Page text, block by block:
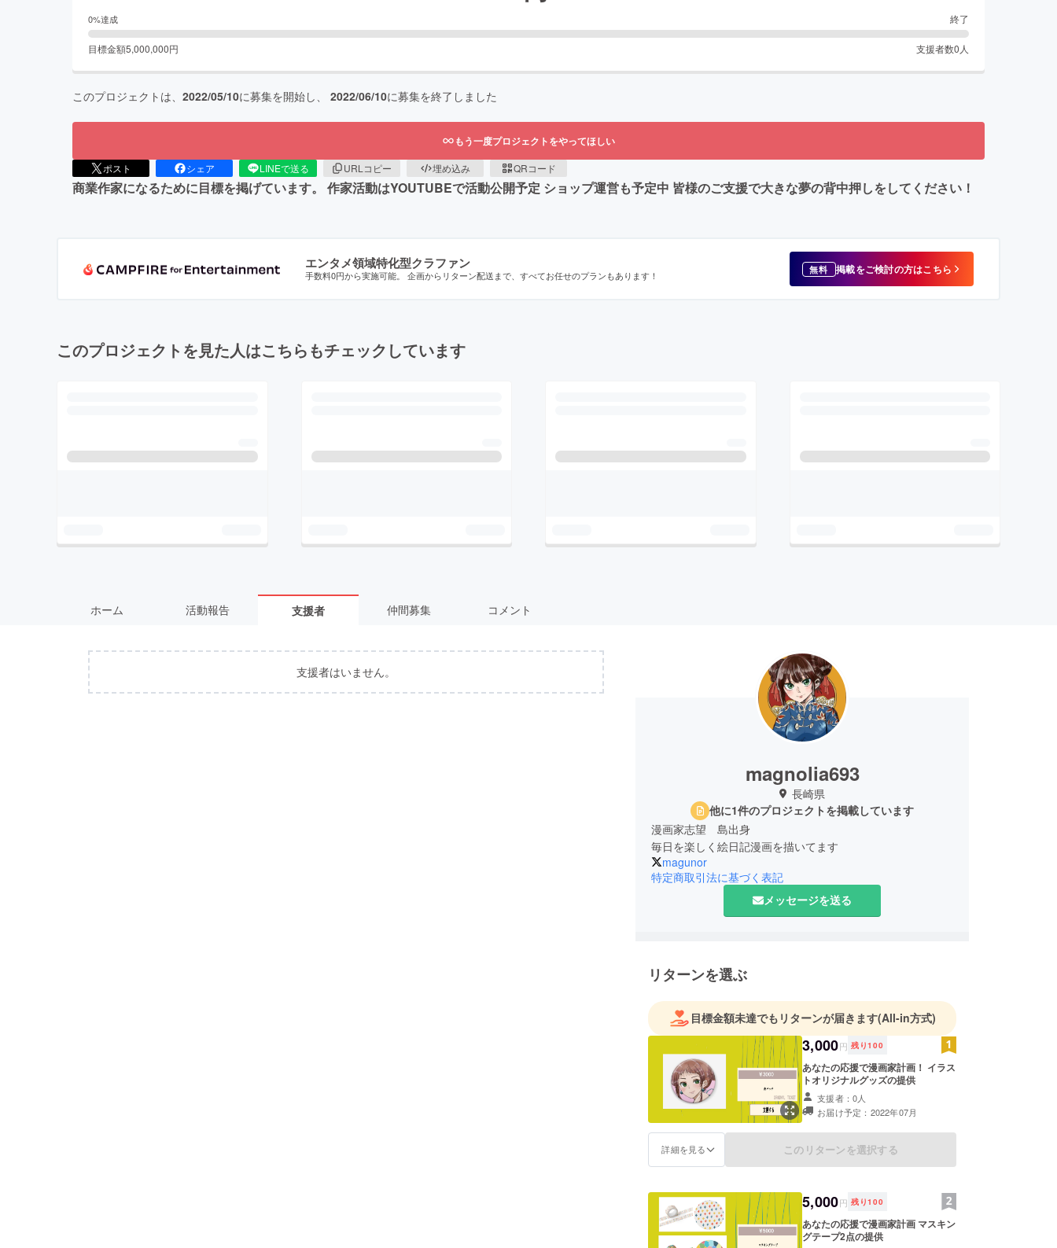
0%達成 終了
目標金額5,000,000円 支援者数0 人
このプロジェクトは、 2022/05/10に募集を開始し、 2022/06/10に募集を終了しました
もう一度プロジェクトをやってほしい
ポスト シェア LINEで送る URLコピー 埋め込み QRコード
商業作家になるために目標を掲げています。 作家活動はYOUTUBEで活動公開予定 ショップ運営も予定中 皆様のご支援で大きな夢の背中押しをしてください！
エンタメ領域特化型クラファン
手数料0円から実施可能。 企画からリターン配送まで、すべてお任せのプランもあります！ 無料 掲載をご検討の方はこちら
このプロジェクトを見た人はこちらもチェックしています
ホーム 活動報告 支援者 仲間募集 コメント
支援者はいません。
magnolia693
長崎県
他に1件のプロジェクトを掲載しています
漫画家志望 島出身
毎日を楽しく絵日記漫画を描いてます
magunor
特定商取引法に基づく表記
メッセージを送る
リターンを選ぶ
目標金額未達でもリターンが届きます(All-in方式)
3,000円 残り100
あなたの応援で漫画家計画！ イラス
トオリジナルグッズの提供
支援者：0人
お届け予定：2022年07月
詳細を見る このリターンを選択する
5,000円 残り100
あなたの応援で漫画家計画 マスキン
グテープ2点の提供